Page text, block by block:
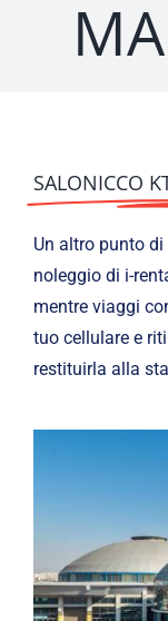
SALONICCO
Un altro punto
noleggio di i-
mentre viaggi
tuo cellulare e
restituirla alla